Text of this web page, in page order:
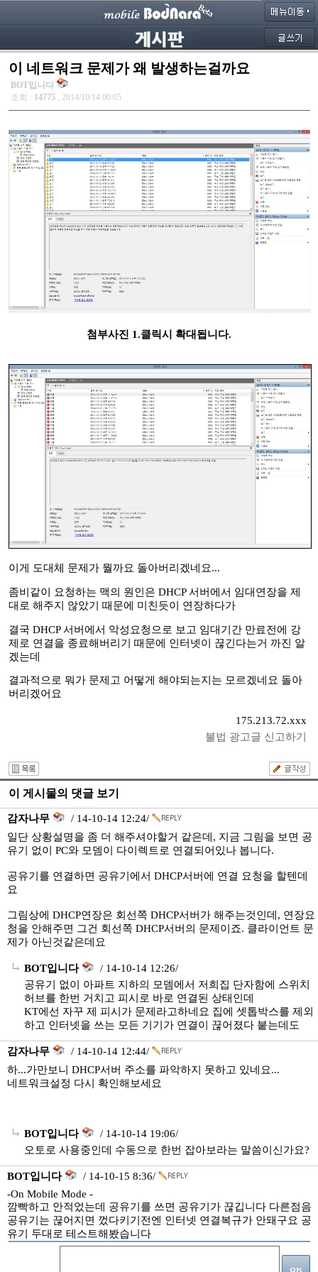
이 네트워크 문제가 왜 발생하는걸까요
BOT입니다
조회 : 14775 , 2014/10/14 00:05
첨부사진 1.클릭시 확대됩니다.
이게 도대체 문제가 뭘까요 돌아버리겠네요...
좀비같이 요청하는 맥의 원인은 DHCP 서버에서 임대연장을 제
대로 해주지 않았기 때문에 미친듯이 연장하다가
결국 DHCP 서버에서 악성요청으로 보고 임대기간 만료전에 강
제로 연결을 종료해버리기 때문에 인터넷이 끊긴다는거 까진 알
겠는데
결과적으로 뭐가 문제고 어떻게 해야되는지는 모르겠네요 돌아
버리겠어요
175.213.72.xxx
불법 광고글 신고하기
이 게시물의 댓글 보기
감자나무
/ 14-10-14 12:24/
일단 상황설명을 좀 더 해주셔야할거 같은데, 지금 그림을 보면 공
유기 없이 PC와 모뎀이 다이렉트로 연결되어있나 봅니다.
공유기를 연결하면 공유기에서 DHCP서버에 연결 요청을 할텐데
요
그림상에 DHCP연장은 회선쪽 DHCP서버가 해주는것인데, 연장요
청을 안해주면 그건 회선쪽 DHCP서버의 문제이죠. 클라이언트 문
제가 아닌것같은데요
BOT입니다
/ 14-10-14 12:26/
공유기 없이 아파트 지하의 모뎀에서 저희집 단자함에 스위치
허브를 한번 거치고 피시로 바로 연결된 상태인데
KT에선 자꾸 제 피시가 문제라고하네요 집에 셋톱박스를 제외
하고 인터넷을 쓰는 모든 기기가 연결이 끊어졌다 붙는데도
감자나무
/ 14-10-14 12:44/
하...가만보니 DHCP서버 주소를 파악하지 못하고 있네요...
네트워크설정 다시 확인해보세요
BOT입니다
/ 14-10-14 19:06/
오토로 사용중인데 수동으로 한번 잡아보라는 말씀이신가요?
BOT입니다
/ 14-10-15 8:36/
-On Mobile Mode -
깜빡하고 안적었는데 공유기를 쓰면 공유기가 끊깁니다 다른점음
공유기는 끊어지면 껐다키기전엔 인터넷 연결복규가 안돼구요 공
유기 두대로 테스트해봤습니다